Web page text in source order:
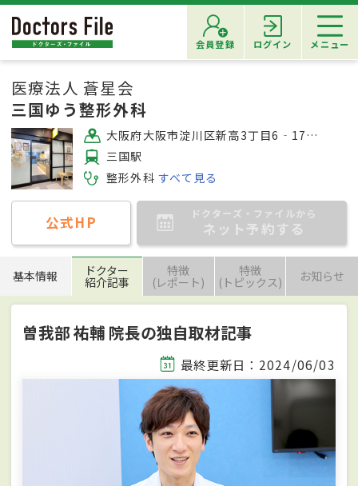
会員登録 ログイン メニュー
医療法人 蒼星会
三国ゆう整形外科
大阪府大阪市淀川区新高3丁目6‐17 2F 三国駅前クリニックモール
三国駅
整形外科 すべて見る
公式HP ドクターズ・ファイルから
ネット予約する
基本情報 ドクター
紹介記事
特徴
(レポート)
特徴
(トピックス) お知らせ
曽我部 祐輔 院長の独自取材記事
最終更新日：2024/06/03